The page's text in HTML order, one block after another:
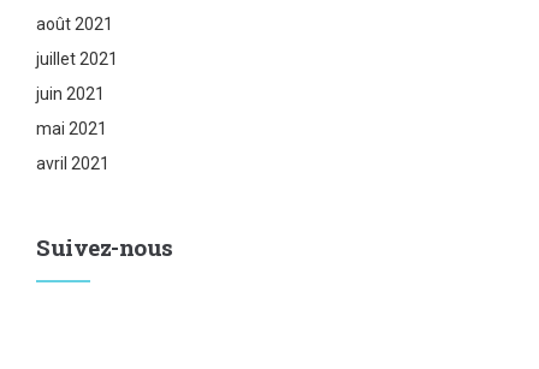
août 2021
juillet 2021
juin 2021
mai 2021
avril 2021
Suivez-nous